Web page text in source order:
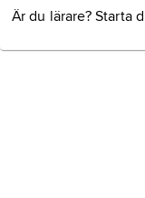
Är du lärare? Starta